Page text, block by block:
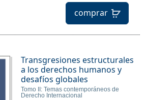
comprar
Transgresiones estructurales
a los derechos humanos y
desafíos globales
Tomo II: Temas contemporáneos de
Derecho Internacional